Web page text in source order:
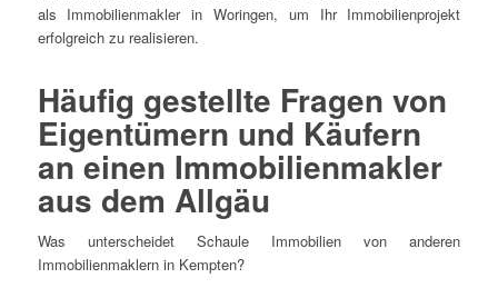
als Immobilienmakler in Woringen, um Ihr Immobilienprojekt
erfolgreich zu realisieren.
Häufig gestellte Fragen von
Eigentümern und Käufern
an einen Immobilienmakler
aus dem Allgäu
Was unterscheidet Schaule Immobilien von anderen
Immobilienmaklern in Kempten?